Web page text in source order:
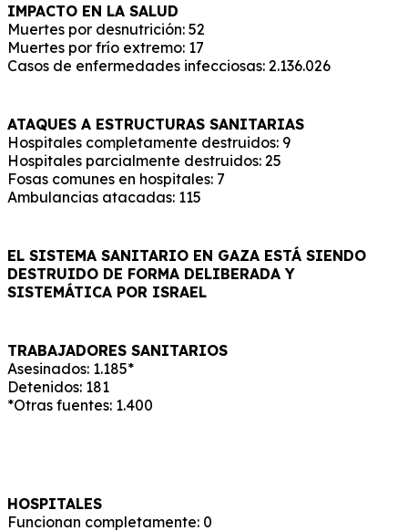
IMPACTO EN LA SALUD
Muertes por desnutrición: 52
Muertes por frío extremo: 17
Casos de enfermedades infecciosas: 2.136.026
ATAQUES A ESTRUCTURAS SANITARIAS
Hospitales completamente destruidos: 9
Hospitales parcialmente destruidos: 25
Fosas comunes en hospitales: 7
Ambulancias atacadas: 115
EL SISTEMA SANITARIO EN GAZA ESTÁ SIENDO
DESTRUIDO DE FORMA DELIBERADA Y
SISTEMÁTICA POR ISRAEL
TRABAJADORES SANITARIOS
Asesinados: 1.185*
Detenidos: 181
*Otras fuentes: 1.400
HOSPITALES
Funcionan completamente: 0